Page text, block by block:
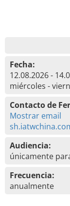
Fecha:
12.08.2026 -
miércoles -
Contacto de
Mostrar email
Audiencia:
únicamente
Frecuencia:
anualmente